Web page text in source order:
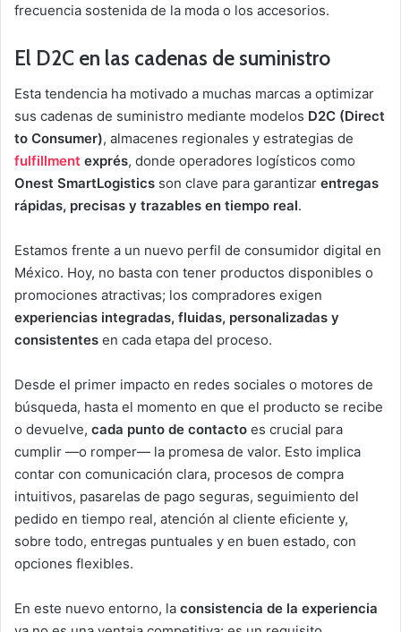
frecuencia sostenida de la moda o los accesorios.
El D2C en las cadenas de suministro
Esta tendencia ha motivado a muchas marcas a optimizar
sus cadenas de suministro mediante modelos D2C (Direct
to Consumer), almacenes regionales y estrategias de
fulfillment exprés, donde operadores logísticos como
Onest SmartLogistics son clave para garantizar entregas
rápidas, precisas y trazables en tiempo real.
Estamos frente a un nuevo perfil de consumidor digital en
México. Hoy, no basta con tener productos disponibles o
promociones atractivas; los compradores exigen
experiencias integradas, fluidas, personalizadas y
consistentes en cada etapa del proceso.
Desde el primer impacto en redes sociales o motores de
búsqueda, hasta el momento en que el producto se recibe
o devuelve, cada punto de contacto es crucial para
cumplir —o romper— la promesa de valor. Esto implica
contar con comunicación clara, procesos de compra
intuitivos, pasarelas de pago seguras, seguimiento del
pedido en tiempo real, atención al cliente eficiente y,
sobre todo, entregas puntuales y en buen estado, con
opciones flexibles.
En este nuevo entorno, la consistencia de la experiencia